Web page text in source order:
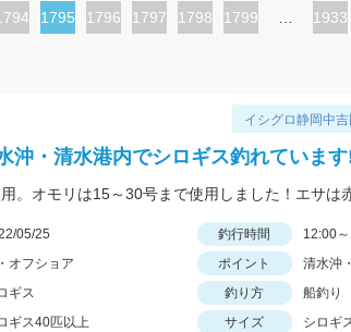
カ
ペ
1795
ペ
1796
ペ
1797
ペ
1798
ペ
1799 1933
イシグロ静岡中
沖・清水港内でシロギス釣れていま
05/25 釣行時間
12:00
オフショア ポイント
清水沖
ギス 釣り方
船釣り
ギス40匹以上 サイズ シロギ